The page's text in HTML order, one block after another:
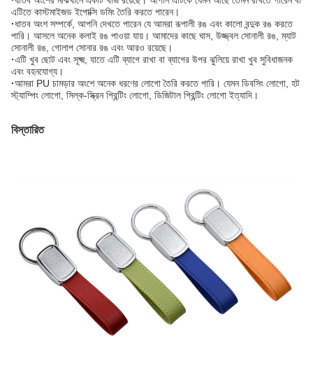
এটিতে কাস্টমাইজড ইপোক্সি ডমিং তৈরি করতে পারেন।
·ধাতব অংশ সম্পর্কে, আপনি দেখতে পারেন যে আমরা রূপালী রঙ এবং কালো বন্দুক রঙ করতে
পারি। আসলে অনেক কলাই রঙ পাওয়া যায়। আমাদের কাছে ঘাস, উজ্জ্বল সোনালী রঙ, ম্যাট
সোনালী রঙ, গোলাপ সোনার রঙ এবং আরও রয়েছে।
·এটি খুব ছোট এবং সূক্ষ্ম, যাতে এটি ব্যাগে রাখা বা ব্যাগের উপর ঝুলিয়ে রাখা খুব সুবিধাজনক
এবং বহনযোগ্য।
·আমরা PU চামড়ার অংশে অনেক ধরণের লোগো তৈরি করতে পারি। যেমন ডিবসিং লোগো, হট
স্ট্যাম্পিং লোগো, সিল্ক-স্ক্রিন প্রিন্টিং লোগো, ডিজিটাল প্রিন্টিং লোগো ইত্যাদি।
বিস্তারিত